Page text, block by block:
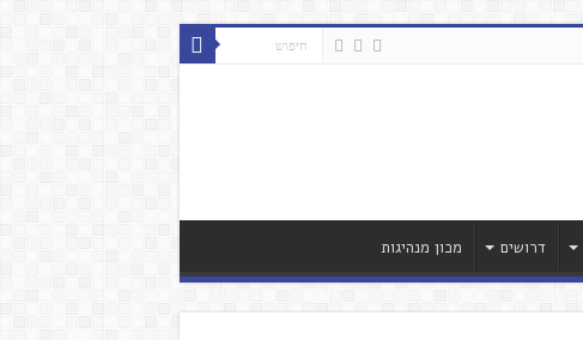
דרושים מכון מנהיגות